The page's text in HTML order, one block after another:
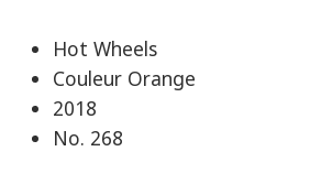
Hot Wheels
Couleur Orange
2018
No. 268